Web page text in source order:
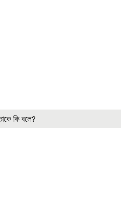
কি বলে?